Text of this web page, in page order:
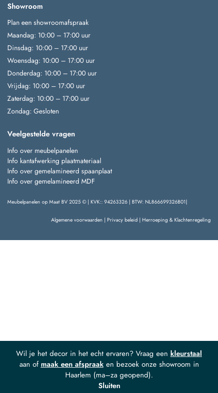
Wil je het decor in het echt ervaren? Vraag een kleurstaal
aan of maak een afspraaken bezoek onze showroom in
Haarlem (ma–za geopend).
Sluiten
Showroom
Plan een showroomafspraak
Maandag: 10:00 – 17:00 uur
Dinsdag: 10:00 – 17:00 uur
Woensdag: 10:00 – 17:00 uur
Donderdag: 10:00 – 17:00 uur
Vrijdag: 10:00 – 17:00 uur
Zaterdag: 10:00 – 17:00 uur
Zondag: Gesloten
Veelgestelde vragen
Info over meubelpanelen
Info kantafwerking plaatmateriaal
Info over gemelamineerd spaanplaat
Info over gemelamineerd MDF
Meubelpanelen op Maat BV 2025 © | KVK:: 94263326 | BTW: NL866699326B01|
Algemene voorwaarden | Privacy beleid | Herroeping & Klachtenregeling